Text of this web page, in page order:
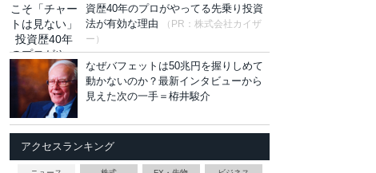
資歴40年のプロがやってる先乗り投資
法が有効な理由
（PR：株式会社カイザ
ー）
なぜバフェットは50兆円を握りしめて
動かないのか？最新インタビューから
見えた次の一手＝栫井駿介
アクセスランキング